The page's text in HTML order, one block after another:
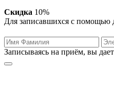
Скидка 10%
Для записавшихся с
Записываясь на приём, вы